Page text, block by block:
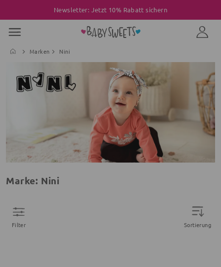
Newsletter: Jetzt 10% Rabatt sichern
Marken Nini
Marke: Nini
Filter Sortierung